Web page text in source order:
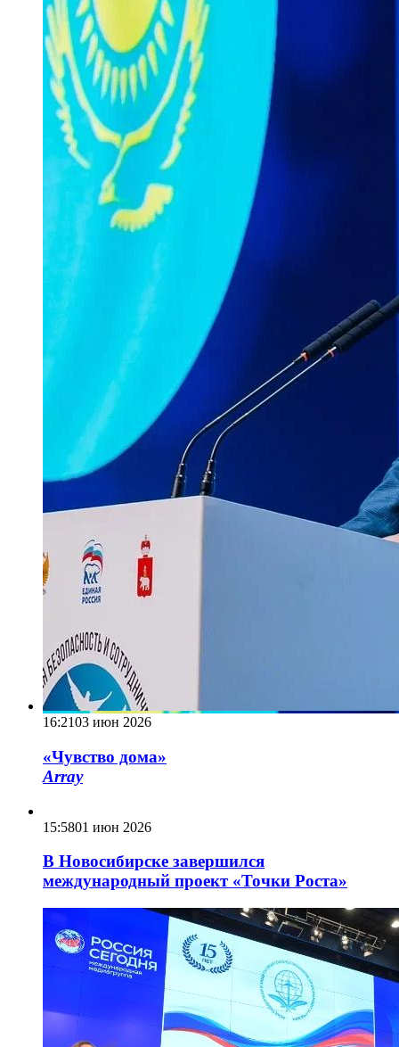
16:2103 июн 2026
«Чувство дома»
Array
15:5801 июн 2026
В Новосибирске завершился
международный проект «Точки Роста»